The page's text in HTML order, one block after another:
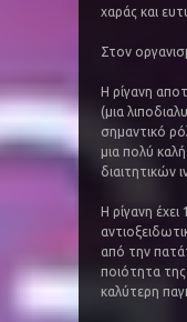
χαράς και
Στον
Η ρίγανη
(μια
σημαντικό
μια πολύ
διαιτητικών
Η ρίγανη
από την
ποιότητα της
καλύτερη